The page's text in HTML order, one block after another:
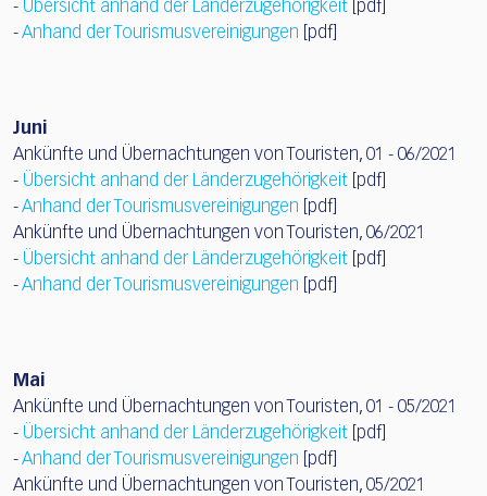
- Übersicht anhand der Länderzugehörigkeit [pdf]
-Anhand der Tourismusvereinigungen [pdf]
Juni
Ankünfte und Übernachtungen von Touristen, 01 - 06/2021
- Übersicht anhand der Länderzugehörigkeit [pdf]
-Anhand der Tourismusvereinigungen [pdf]
Ankünfte und Übernachtungen von Touristen, 06/2021
- Übersicht anhand der Länderzugehörigkeit [pdf]
-Anhand der Tourismusvereinigungen [pdf]
Mai
Ankünfte und Übernachtungen von Touristen, 01 - 05/2021
- Übersicht anhand der Länderzugehörigkeit [pdf]
-Anhand der Tourismusvereinigungen [pdf]
Ankünfte und Übernachtungen von Touristen, 05/2021